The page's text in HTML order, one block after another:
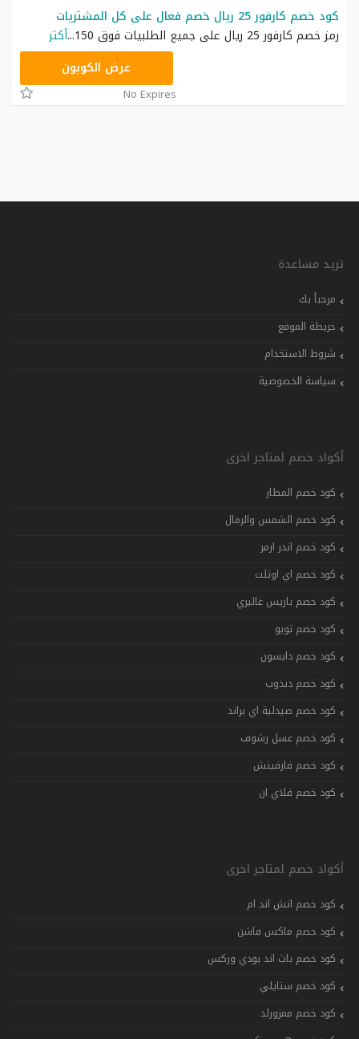
كود خصم كارفور 25 ريال خصم فعال على كل المشتريات
رمز خصم كارفور 25 ريال على جميع الطلبيات فوق 150
...أكثر
عرض الكوبون
No Expires
تريد مساعدة
مرحباً بك
خريطة الموقع
شروط الاستخدام
سياسة الخصوصية
أكواد خصم لمتاجر اخرى
كود خصم المطار
كود خصم الشمس والرمال
كود خصم اندر ارمر
كود خصم اي اوتلت
كود خصم باريس غاليري
كود خصم تويو
كود خصم دايسون
كود خصم دبدوب
كود خصم صيدلية اي براند
كود خصم عسل رشوف
كود خصم فارفيتش
كود خصم فلاي ان
أكواد خصم لمتاجر اخرى
كود خصم اتش اند ام
كود خصم ماكس فاشن
كود خصم باث اند بودي وركس
كود خصم ستايلي
كود خصم ممزورلد